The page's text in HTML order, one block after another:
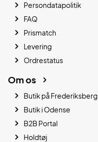
Persondatapolitik
FAQ
Prismatch
Levering
Ordrestatus
Om os
Butik på Frederiksberg
Butik i Odense
B2B Portal
Holdtøj